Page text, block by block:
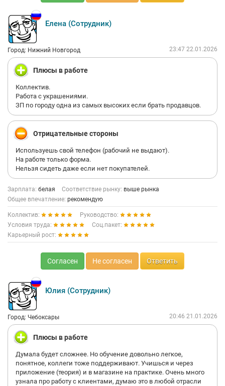
Елена (Сотрудник)
Город: Нижний Новгород 23:47 22.01.2026
Плюсы в работе
Коллектив.
Работа с украшениями.
ЗП по городу одна из самых высоких если брать продавцов.
Отрицательные стороны
Используешь свой телефон (рабочий не выдают).
На работе только форма.
Нельзя сидеть даже если нет покупателей.
Зарплата: белая Соответствие рынку: выше рынка
Общее впечатление: рекомендую
Коллектив:
Руководство:
Условия труда:
Соц.пакет:
Карьерный рост:
Согласен Не согласен Ответить
Юлия (Сотрудник)
Город: Чебоксары 20:46 21.01.2026
Плюсы в работе
Думала будет сложнее. Но обучение довольно легкое,
понятное, коллеги тоже поддерживают. Учишься и через
приложение (теория) и в магазине на практике. Очень много
узнала про работу с клиентами, думаю это в любой отрасли